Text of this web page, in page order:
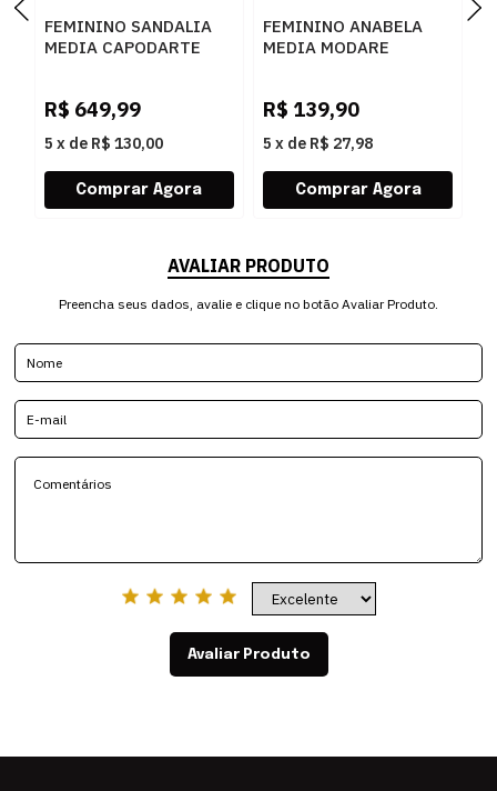
FEMININO SANDALIA
MEDIA CAPODARTE
R$ 649,99
5 x de R$ 130,00
FEMININO ANABELA
MEDIA MODARE
R$ 139,90
5 x de R$ 27,98
AVALIAR PRODUTO
Preencha seus dados, avalie e clique no botão Avaliar Produto.
Avaliar Produto